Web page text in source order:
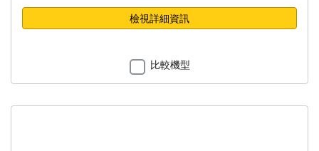
檢視詳細資訊
比較機型